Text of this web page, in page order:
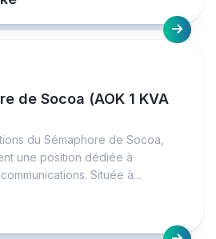
de Socoa (AOK 1 KVA
du Sémaphore de Socoa,
une position dédiée à
Située à...